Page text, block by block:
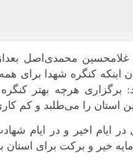
اینکه کنگره شهدا
استان را می‌طلبد و کم
خیر و برکت برای استان